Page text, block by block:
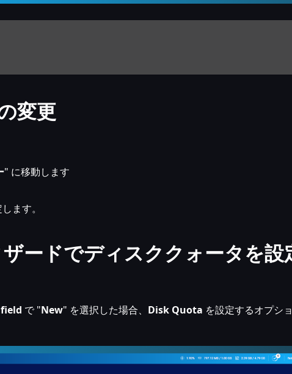
変更
" に移動します
ます。
ードでディスククォータを設
で "New" を選択した場合、 Disk Quota を設定するオプシ